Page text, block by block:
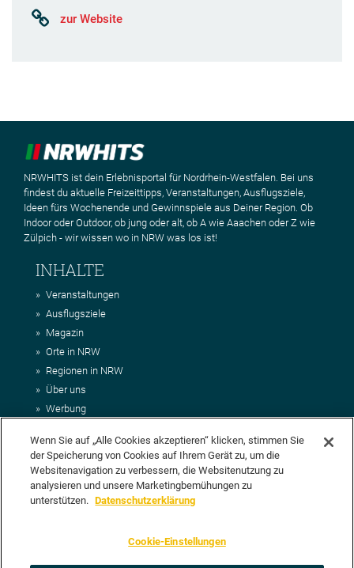
zur Website
NRWHITS ist dein Erlebnisportal für Nordrhein-Westfalen. Bei uns
findest du aktuelle Freizeittipps, Veranstaltungen, Ausflugsziele,
Ideen fürs Wochenende und Gewinnspiele aus Deiner Region. Ob
Indoor oder Outdoor, ob jung oder alt, ob A wie Aaachen oder Z wie
Zülpich - wir wissen wo in NRW was los ist!
INHALTE
Veranstaltungen
Ausflugsziele
Magazin
Orte in NRW
Regionen in NRW
Über uns
Werbung
Impressum
AGB
Datenschutz
DEIN VORSCHLAG FÜR NRWHITS
vorschlagen? Klasse, dann nutze doch einfach
Wenn Sie auf „Alle Cookies akzeptieren“ klicken, stimmen Sie
der Speicherung von Cookies auf Ihrem Gerät zu, um die
Websitenavigation zu verbessern, die Websitenutzung zu
analysieren und unsere Marketingbemühungen zu
unterstützen. Datenschutzerklärung
Cookie-Einstellungen